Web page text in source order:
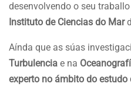
desenvolvendo o seu
Instituto de Ciencias do Mar
Aínda que as súas
Turbulencia e na
experto no ámbito do